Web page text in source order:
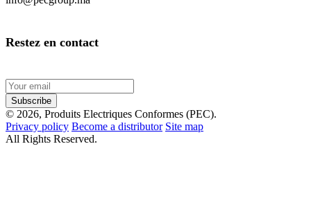
Restez en contact
Subscribe
© 2026, Produits Electriques Conformes (PEC).
Privacy policy Become a distributor Site map
All Rights Reserved.